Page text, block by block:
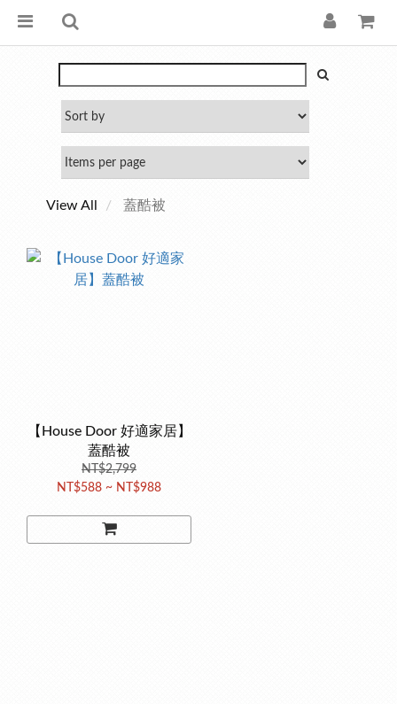
View All 蓋酷被
【House Door 好適家居】
蓋酷被
NT$2,799
NT$588 ~ NT$988